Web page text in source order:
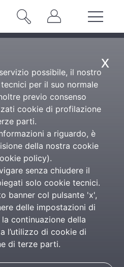
x
possibile, il nostro
per il suo normale
previo consenso
cookie di profilazione
parti.
a riguardo, è
della nostra cookie
policy).
senza chiudere il
solo cookie tecnici.
banner col pulsante 'x',
delle impostazioni di
continuazione della
l’utilizzo di cookie di
di terze parti.